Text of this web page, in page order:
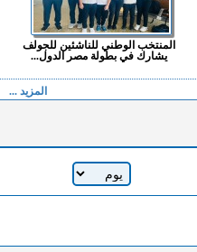
المنتخب الوطني للناشئين للجولف
يشارك في بطولة مصر الدول...
المزيد ...